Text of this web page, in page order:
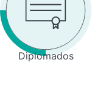
Diplomados